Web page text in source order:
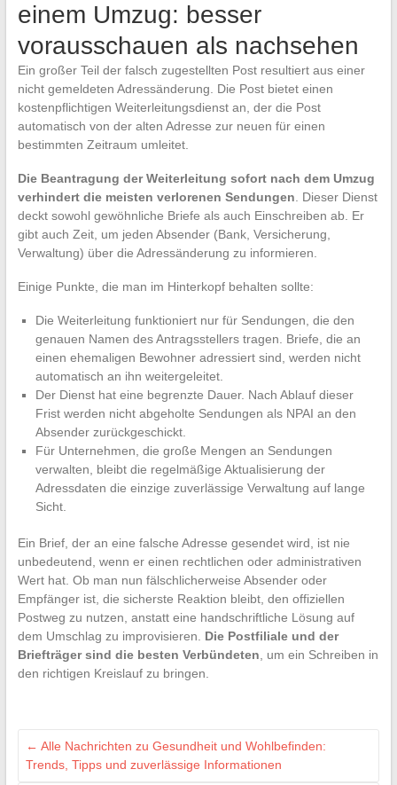
einem Umzug: besser
vorausschauen als nachsehen
Ein großer Teil der falsch zugestellten Post resultiert aus einer
nicht gemeldeten Adressänderung. Die Post bietet einen
kostenpflichtigen Weiterleitungsdienst an, der die Post
automatisch von der alten Adresse zur neuen für einen
bestimmten Zeitraum umleitet.
Die Beantragung der Weiterleitung sofort nach dem Umzug
verhindert die meisten verlorenen Sendungen. Dieser Dienst
deckt sowohl gewöhnliche Briefe als auch Einschreiben ab. Er
gibt auch Zeit, um jeden Absender (Bank, Versicherung,
Verwaltung) über die Adressänderung zu informieren.
Einige Punkte, die man im Hinterkopf behalten sollte:
Die Weiterleitung funktioniert nur für Sendungen, die den
genauen Namen des Antragsstellers tragen. Briefe, die an
einen ehemaligen Bewohner adressiert sind, werden nicht
automatisch an ihn weitergeleitet.
Der Dienst hat eine begrenzte Dauer. Nach Ablauf dieser
Frist werden nicht abgeholte Sendungen als NPAI an den
Absender zurückgeschickt.
Für Unternehmen, die große Mengen an Sendungen
verwalten, bleibt die regelmäßige Aktualisierung der
Adressdaten die einzige zuverlässige Verwaltung auf lange
Sicht.
Ein Brief, der an eine falsche Adresse gesendet wird, ist nie
unbedeutend, wenn er einen rechtlichen oder administrativen
Wert hat. Ob man nun fälschlicherweise Absender oder
Empfänger ist, die sicherste Reaktion bleibt, den offiziellen
Postweg zu nutzen, anstatt eine handschriftliche Lösung auf
dem Umschlag zu improvisieren. Die Postfiliale und der
Briefträger sind die besten Verbündeten, um ein Schreiben in
den richtigen Kreislauf zu bringen.
← Alle Nachrichten zu Gesundheit und Wohlbefinden:
Trends, Tipps und zuverlässige Informationen